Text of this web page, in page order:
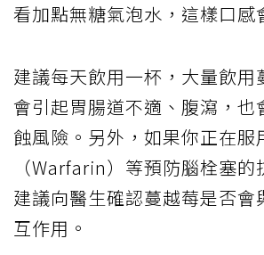
看加點無糖氣泡水，這樣口感
建議每天飲用一杯，大量飲用
會引起胃腸道不適、腹瀉，也
蝕風險。另外，如果你正在服
（Warfarin）等預防腦栓塞的
建議向醫生確認蔓越莓是否會
互作用。